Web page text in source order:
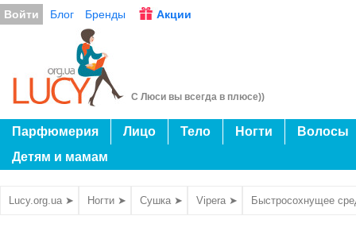
Войти Блог Бренды Акции
С Люси вы всегда в плюсе))
Парфюмерия Лицо Тело Ногти
Волосы
Детям и мамам
Lucy.org.ua ➤ Ногти ➤ Сушка ➤ Vipera ➤ Быстросохнущее